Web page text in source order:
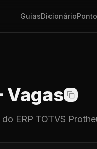
GuiasDicionário
do ERP TOTVS